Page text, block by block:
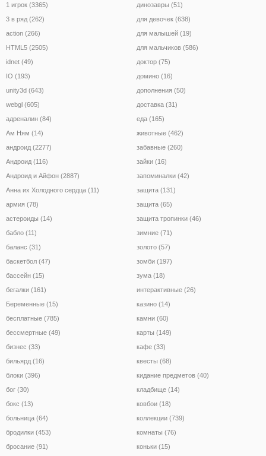
1 игрок (3365)
3 в ряд (262)
action (266)
HTML5 (2505)
idnet (49)
IO (193)
unity3d (643)
webgl (605)
адреналин (84)
Ам Ням (14)
андроид (2277)
Андроид (116)
Андроид и Айфон (2887)
Анна их Холодного сердца (11)
армия (78)
астероиды (14)
бабло (11)
баланс (31)
баскетбол (47)
бассейн (15)
бегалки (161)
Беременные (15)
бесплатные (785)
бессмертные (49)
бизнес (33)
бильярд (16)
блоки (396)
бог (30)
бокс (13)
больница (64)
бродилки (453)
бросание (91)
динозавры (51)
для девочек (638)
для малышей (19)
для мальчиков (586)
доктор (75)
домино (16)
дополнения (50)
доставка (31)
еда (165)
животные (462)
забавные (260)
зайки (16)
запоминалки (42)
защита (131)
защита (65)
защита тропинки (46)
зимние (71)
золото (57)
зомби (197)
зума (18)
интерактивные (26)
казино (14)
камни (60)
карты (149)
кафе (33)
квесты (68)
кидание предметов (40)
кладбище (14)
ковбои (18)
коллекции (739)
комнаты (76)
коньки (15)